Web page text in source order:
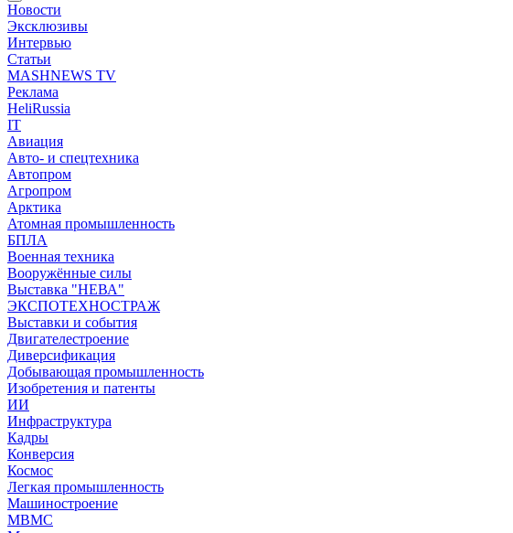
Новости
Эксклюзивы
Интервью
Статьи
MASHNEWS TV
Реклама
HeliRussia
IT
Авиация
Авто- и спецтехника
Автопром
Агропром
Арктика
Атомная промышленность
БПЛА
Военная техника
Вооружённые силы
Выставка "НЕВА"
ЭКСПОТЕХНОСТРАЖ
Выставки и события
Двигателестроение
Диверсификация
Добывающая промышленность
Изобретения и патенты
ИИ
Инфраструктура
Кадры
Конверсия
Космос
Легкая промышленность
Машиностроение
МВМС